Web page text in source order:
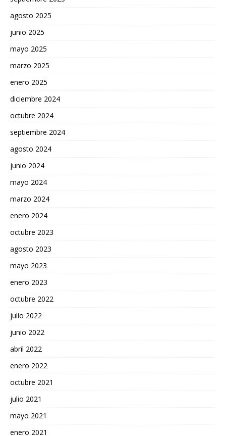
agosto 2025
junio 2025
mayo 2025
marzo 2025
enero 2025
diciembre 2024
octubre 2024
septiembre 2024
agosto 2024
junio 2024
mayo 2024
marzo 2024
enero 2024
octubre 2023
agosto 2023
mayo 2023
enero 2023
octubre 2022
julio 2022
junio 2022
abril 2022
enero 2022
octubre 2021
julio 2021
mayo 2021
enero 2021